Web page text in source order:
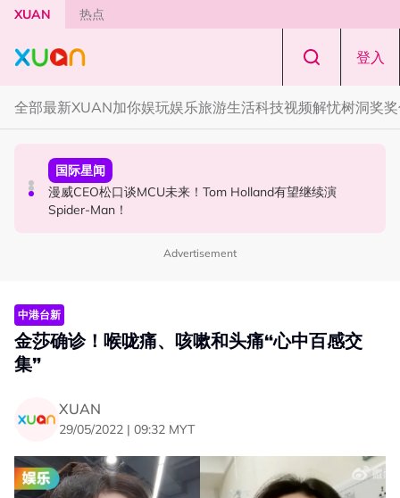
Skip to main content
XUAN 热点
登入
全部最新XUAN加你娱玩娱乐旅游生活科技视频解忧树洞奖
演唱会
F✦FOREVER 首次来马开唱！万人合唱《流星雨》，梦回
《流星花园》
国际星闻
漫威CEO松口谈MCU未来！Tom Holland有望继续演
Spider-Man！
国际星闻
张员瑛频陷耍大牌争议！首度吐心声：真相终究会浮出水
面！
Advertisement
中港台新
金莎确诊！喉咙痛、咳嗽和头痛“心中百感交
集”
XUAN
29/05/2022 | 09:32 MYT